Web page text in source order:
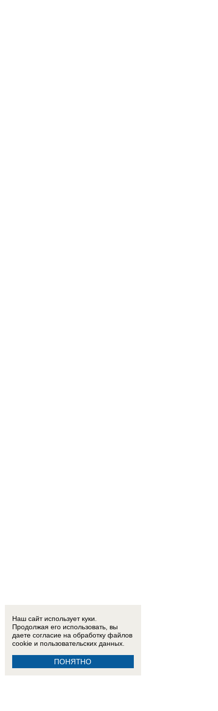
Наш сайт использует куки.
Продолжая его использовать, вы
даете согласие на обработку файлов
cookie и пользовательских данных.
ПОНЯТНО